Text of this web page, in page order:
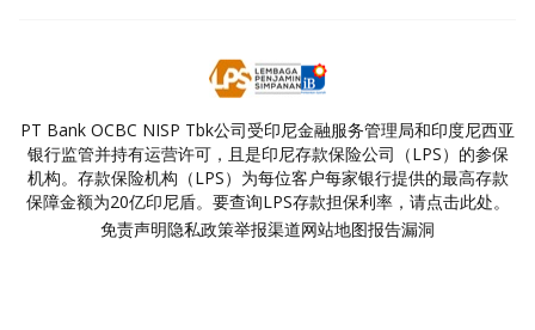
PT Bank OCBC NISP Tbk公司受印尼金融服务管理局和印度尼西亚
银行监管并持有运营许可，且是印尼存款保险公司（LPS）的参保
机构。存款保险机构（LPS）为每位客户每家银行提供的最高存款
保障金额为20亿印尼盾。要查询LPS存款担保利率，请点击此处。
免责声明隐私政策举报渠道网站地图报告漏洞